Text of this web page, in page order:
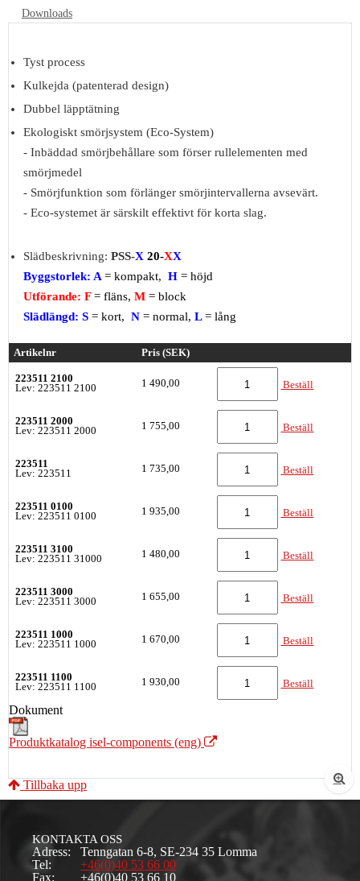
Downloads
Tyst process
Kulkejda (patenterad design)
Dubbel läpptätning
Ekologiskt smörjsystem (Eco-System)
- Inbäddad smörjbehållare som förser rullelementen med
smörjmedel
- Smörjfunktion som förlänger smörjintervallerna avsevärt.
- Eco-systemet är särskilt effektivt för korta slag.
Slädbeskrivning: PSS-X 20-XX
Byggstorlek: A= kompakt, H = höjd
Utförande: F= fläns, M = block
Slädlängd: S = kort, N = normal, L= lång
Artikelnr Pris (SEK)
223511 2100
Lev: 223511 2100
1 490,00 Beställ
223511 2000
Lev: 223511 2000
1 755,00 Beställ
223511
Lev: 223511
1 735,00 Beställ
223511 0100
Lev: 223511 0100
1 935,00 Beställ
223511 3100
Lev: 223511 31000
1 480,00 Beställ
223511 3000
Lev: 223511 3000
1 655,00 Beställ
223511 1000
Lev: 223511 1000
1 670,00 Beställ
223511 1100
Lev: 223511 1100
1 930,00 Beställ
Dokument
Produktkatalog isel-components (eng)
Tillbaka upp
KONTAKTA OSS
Adress:
Tenngatan 6-8, SE-234 35 Lomma
Tel:
+46(0)40 53 66 00
Fax:
+46(0)40 53 66 10